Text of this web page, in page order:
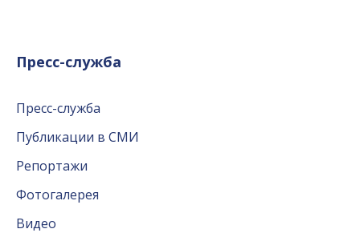
Пресс-служба
Пресс-служба
Публикации в СМИ
Репортажи
Фотогалерея
Видео